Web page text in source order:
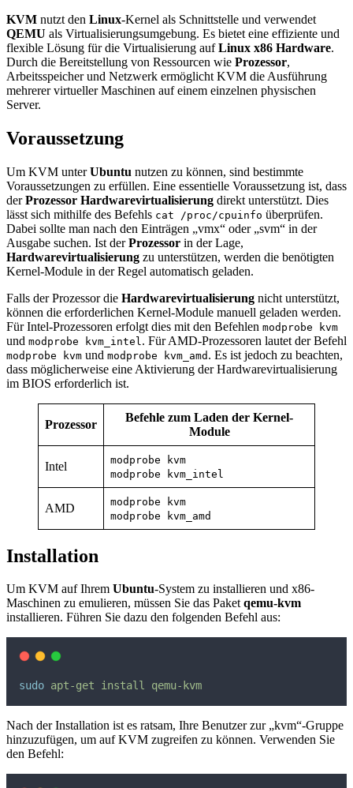
KVM nutzt den Linux-Kernel als Schnittstelle und verwendet
QEMU als Virtualisierungsumgebung. Es bietet eine effiziente und
flexible Lösung für die Virtualisierung aufLinux x86 Hardware.
Durch die Bereitstellung von Ressourcen wie Prozessor,
Arbeitsspeicher und Netzwerk ermöglicht KVM die Ausführung
mehrerer virtueller Maschinen auf einem einzelnen physischen
Server.
Voraussetzung
Um KVM unterUbuntu nutzen zu können, sind bestimmte
Voraussetzungen zu erfüllen. Eine essentielle Voraussetzung ist, dass
derProzessor Hardwarevirtualisierung direkt unterstützt. Dies
lässt sich mithilfe des Befehls cat /proc/cpuinfo überprüfen.
Dabei sollte man nach den Einträgen „vmx“ oder „svm“ in der
Ausgabe suchen. Ist derProzessor in der Lage,
Hardwarevirtualisierung zu unterstützen, werden die benötigten
Kernel-Module in der Regel automatisch geladen.
Falls der Prozessor die Hardwarevirtualisierung nicht unterstützt,
können die erforderlichen Kernel-Module manuell geladen werden.
Für Intel-Prozessoren erfolgt dies mit den Befehlen modprobe kvm
und modprobe kvm_intel . Für AMD-Prozessoren lautet der Befehl
modprobe kvm und modprobe kvm_amd . Es ist jedoch zu beachten,
dass möglicherweise eine Aktivierung der Hardwarevirtualisierung
im BIOS erforderlich ist.
Prozessor
Befehle zum Laden der Kernel-
Module
Intel
modprobe kvm
modprobe kvm_intel
AMD
modprobe kvm
modprobe kvm_amd
Installation
Um KVM auf Ihrem Ubuntu-System zu installieren und x86-
Maschinen zu emulieren, müssen Sie das Paketqemu-kvm
installieren. Führen Sie dazu den folgenden Befehl aus:
sudo apt-get install qemu-kvm
Nach der Installation ist es ratsam, Ihre Benutzer zur „kvm“-Gruppe
hinzuzufügen, um auf KVM zugreifen zu können. Verwenden Sie
den Befehl: